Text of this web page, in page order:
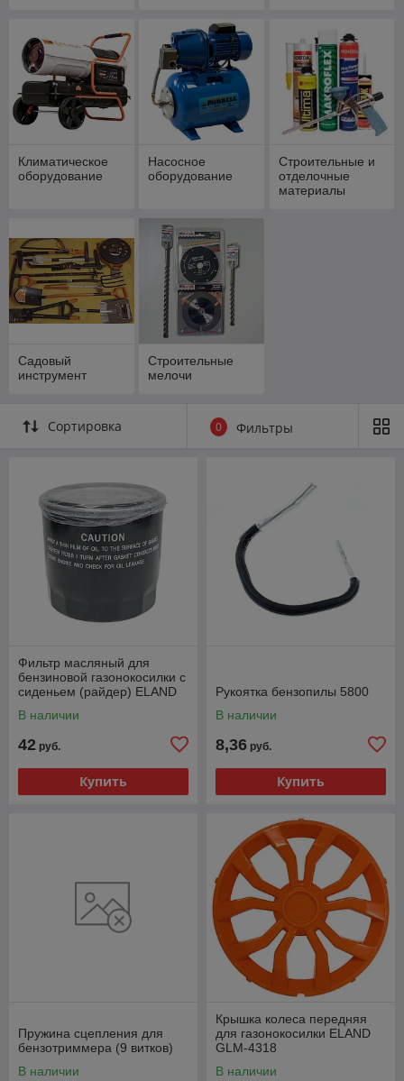
Климатическое
оборудование
Насосное
оборудование
Строительные и
отделочные
материалы
Садовый
инструмент
Строительные
мелочи
Сортировка 0 Фильтры
Фильтр масляный для
бензиновой газонокосилки с
сиденьем (райдер) ELAND
В наличии
42 руб.
Купить
Рукоятка бензопилы 5800
В наличии
8,36 руб.
Купить
Пружина сцепления для
бензотриммера (9 витков)
В наличии
Крышка колеса передняя
для газонокосилки ELAND
GLM-4318
В наличии